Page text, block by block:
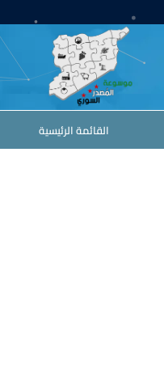
تخطي
إلى
المحتوى
القائمة الرئيسية